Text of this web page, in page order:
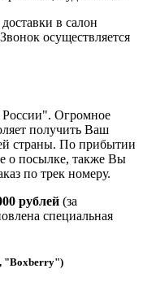
в салон
осуществляется
России". Огромное
получить Ваш
страны. По прибытии
о посылке, также Вы
по трек номеру.
рублей (за
специальная
"Boxberry")